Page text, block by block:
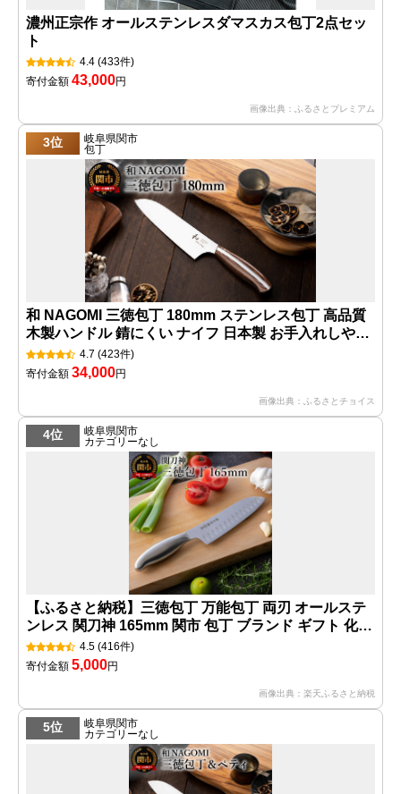
濃州正宗作 オールステンレスダマスカス包丁2点セッ
ト
4.4 (433件)
寄付金額 43,000円
画像出典：ふるさとプレミアム
3位
岐阜県関市
包丁
和 NAGOMI 三徳包丁 180mm ステンレス包丁 高品質
木製ハンドル 錆にくい ナイフ 日本製 お手入れしやす
い 調理器具 キッチンツール ギフト 贈り物にも メーカ
ー直送 三星刃物 [無料研ぎ直し券付] 【最長4ヶ月を目
4.7 (423件)
寄付金額 34,000円
画像出典：ふるさとチョイス
4位
岐阜県関市
カテゴリーなし
【ふるさと納税】三徳包丁 万能包丁 両刃 オールステ
ンレス 関刀神 165mm 関市 包丁 ブランド ギフト 化粧
箱 調理器具 キッチン用品 日本製 ヤクセル シルバー
新生活 肉 魚 野菜
4.5 (416件)
寄付金額 5,000円
画像出典：楽天ふるさと納税
5位
岐阜県関市
カテゴリーなし